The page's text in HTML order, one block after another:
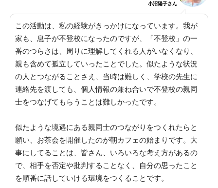
小沼陽子さん
この活動は、私の経験がきっかけになっています。 我が
家も、息子が不登校になったのですが、「不登校」の一
番のつらさは、周りに理解してくれる人がいなくなり、
親も含めて孤立していったことでした。似たような状況
の人とつながることさえ、当時は難しく、学校の先生に
連絡先を渡しても、個人情報の兼ね合いで不登校の親同
士をつなげてもらうことは難しかったです。
似たような境遇にある親同士のつながりをつくれたらと
願い、お茶会を開催したのが朝カフェの始まりです。 大
事にしてることは、皆さん、いろいろな考え方があるの
で、相手を否定や批判することなく、自分の思ったこと
を順番に話していける環境をつくることです。